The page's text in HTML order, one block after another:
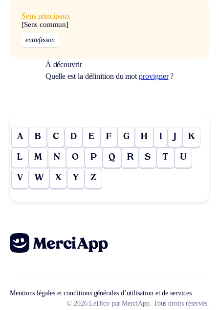
Sens principaux
[Sens commun]
entrefesson
À découvrir
Quelle est la définition du motprovigner?
A B C D E F G H I J K
L M N O P Q R S T U
V W X Y Z
Mentions légales et conditions générales d’utilisation et de services
© 2026 LeDico par MerciApp. Tous droits réservés.